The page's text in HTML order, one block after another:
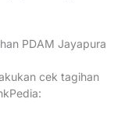
PDAM Jayapura
cek tagihan